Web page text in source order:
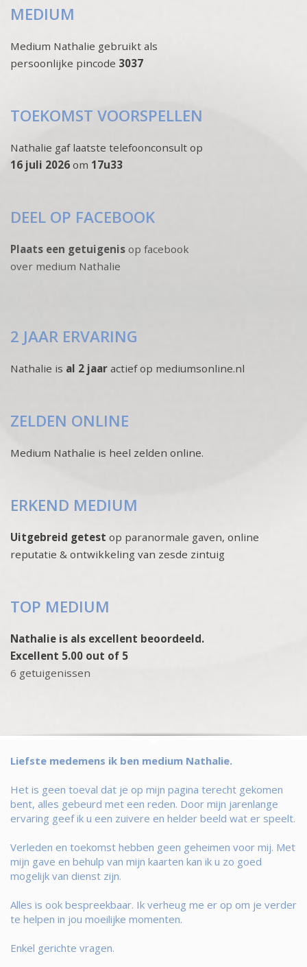
MEDIUM
Medium Nathalie gebruikt als
persoonlijke pincode 3037
TOEKOMST VOORSPELLEN
Nathalie gaf laatste telefoonconsult op
16 juli 2026 om 17u33
DEEL OP FACEBOOK
Plaats een getuigenis op facebook
over medium Nathalie
2 JAAR ERVARING
Nathalie is al 2 jaar actief op mediumsonline.nl
ZELDEN ONLINE
Medium Nathalie is heel zelden online.
ERKEND MEDIUM
Uitgebreid getest op paranormale gaven, online
reputatie & ontwikkeling van zesde zintuig
TOP MEDIUM
Nathalie is als excellent beoordeeld.
Excellent 5.00 out of 5
6 getuigenissen
Liefste medemens ik ben medium Nathalie.
Het is geen toeval dat je op mijn pagina terecht gekomen
bent, alles gebeurd met een reden. Door mijn jarenlange
ervaring geef ik u een zuivere en helder beeld wat er speelt.
Verleden en toekomst hebben geen geheimen voor mij. Met
mijn gave en behulp van mijn kaarten kan ik u zo goed
mogelijk van dienst zijn.
Alles is ook bespreekbaar. Ik verheug me er op om je verder
te helpen in jou moeilijke momenten.
Enkel gerichte vragen.